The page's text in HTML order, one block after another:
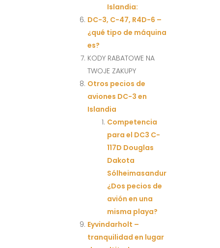
Islandia:
DC-3, C-47, R4D-6 –
¿qué tipo de máquina
es?
KODY RABATOWE NA
TWOJE ZAKUPY
Otros pecios de
aviones DC-3 en
Islandia
Competencia
para el DC3 C-
117D Douglas
Dakota
Sólheimasandur
¿Dos pecios de
avión en una
misma playa?
Eyvindarholt –
tranquilidad en lugar